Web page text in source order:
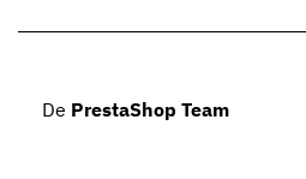
De PrestaShop Team